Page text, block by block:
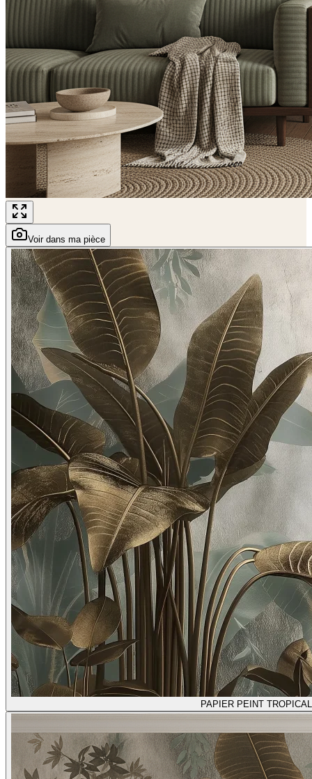
Voir dans ma pièce
PAPIER PEINT